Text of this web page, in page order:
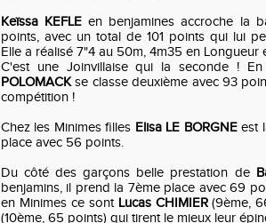
Keïssa KEFLE en benjamines accroche la
points, avec un total de 101 points qui lui
Elle a réalisé 7"4 au 50m, 4m35 en Longueur
C'est une Joinvillaise qui la seconde !
POLOMACKse classe deuxième avec 93
compétition !
Chez les Minimes filles Elisa LE BORGNEest
place avec 56 points.
Du côté des garçons belle prestation de
benjamins, il prend la 7ème place avec 69
en Minimes ce sont Lucas CHIMIER(9ème,
(10ème, 65 points) qui tirent le mieux leur